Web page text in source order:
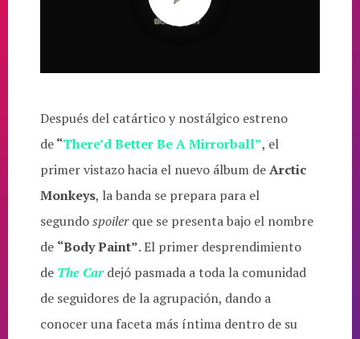
Después del catártico y nostálgico estreno
de“There’d Better Be A Mirrorball”, el
primer vistazo hacia el nuevo álbum deArctic
Monkeys, la banda se prepara para el
segundospoilerque se presenta bajo el nombre
de “Body Paint”. El primer desprendimiento
de The Cardejó pasmada a toda la comunidad
de seguidores de la agrupación, dando a
conocer una faceta más íntima dentro de su